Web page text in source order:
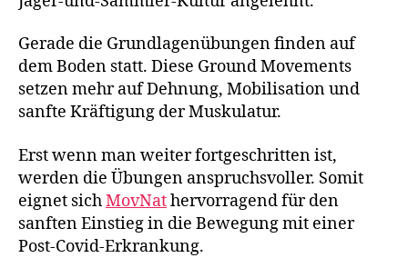
Gerade die Grundlagenübungen finden auf
dem Boden statt. Diese Ground Movements
setzen mehr auf Dehnung, Mobilisation und
sanfte Kräftigung der Muskulatur.
Erst wenn man weiter fortgeschritten ist,
werden die Übungen anspruchsvoller. Somit
eignet sichMovNathervorragend für den
sanften Einstieg in die Bewegung mit einer
Post-Covid-Erkrankung.